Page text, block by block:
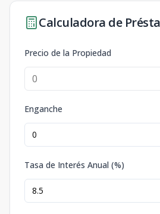
Calculadora de
Precio de la Propiedad
Enganche
Tasa de Interés Anual (%)